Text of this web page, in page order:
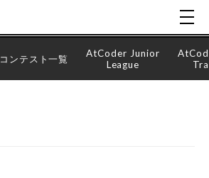
コンテスト一覧
AtCoder Junior
League